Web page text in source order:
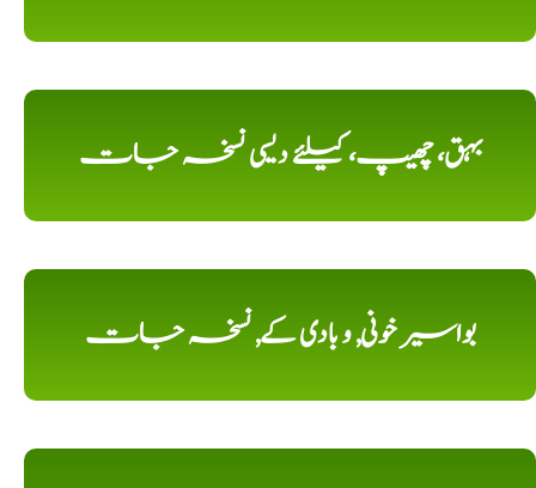
بہق، چھیپ، کیلئے دیسی نسخہ جات
بواسیر خونی, و بادی کے, نسخہ جات